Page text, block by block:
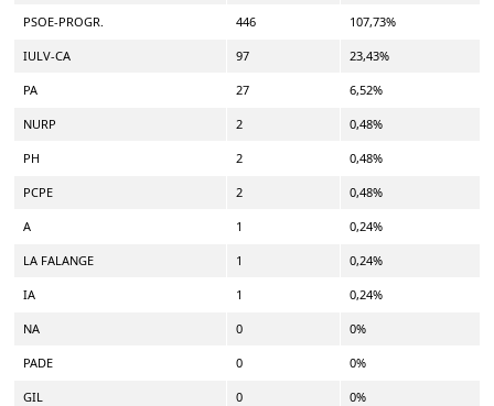
PSOE-PROGR. 446 107,73%
IULV-CA 97 23,43%
PA 27 6,52%
NURP 2 0,48%
PH 2 0,48%
PCPE 2 0,48%
A 1 0,24%
LA FALANGE 1 0,24%
IA 1 0,24%
NA 0 0%
PADE 0 0%
GIL 0 0%